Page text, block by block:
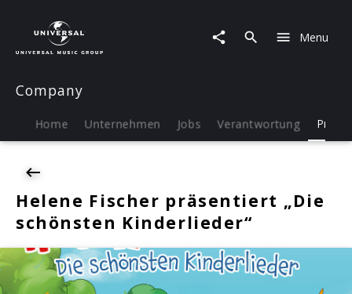
Menu
Company
Home Unternehmen Jobs Verantwortung
Helene Fischer präsentiert „Die
schönsten Kinderlieder“